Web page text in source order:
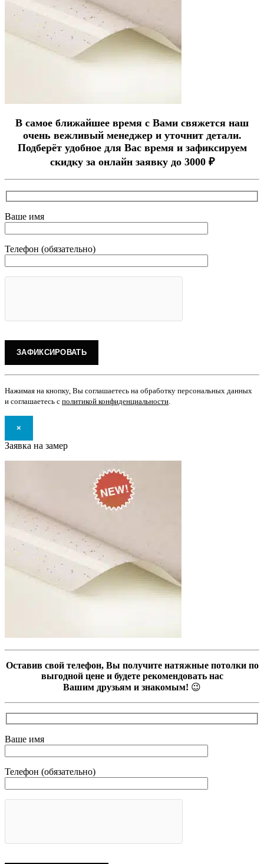
В самое ближайшее время с Вами свяжется наш
очень вежливый менеджер и уточнит детали.
Подберёт удобное для Вас время и зафиксируем
скидку за онлайн заявку до 3000 ₽
Ваше имя
Телефон (обязательно)
Нажимая на кнопку, Вы соглашаетесь на обработку персональных данных
и соглашаетесь с политикой конфиденциальности.
×
Заявка на замер
Оставив свой телефон, Вы получите натяжные потолки по
выгодной цене и будете рекомендовать нас
Вашим друзьям и знакомым! 😉
Ваше имя
Телефон (обязательно)